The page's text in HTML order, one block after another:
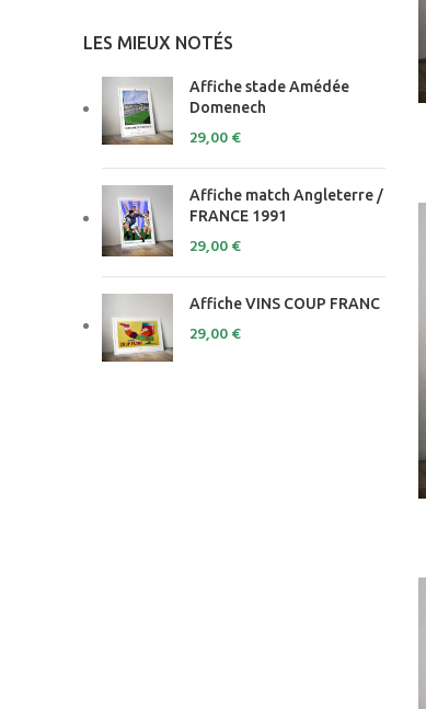
LES MIEUX NOTÉS
Affiche stade Amédée
Domenech
29,00€
Affiche match Angleterre /
FRANCE 1991
29,00€
Affiche VINS COUP FRANC
29,00€